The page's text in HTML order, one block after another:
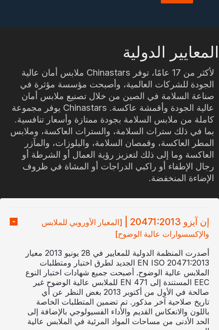
المعايير الدولية
لأكثر من 17 عامًا، توفر Chinastars ملابس أمان عالية
الجودة للشركات العالمية، وأصبحت مؤسسة مؤثرة في
صناعة السلامة في الصين من خلال تصنيع ملابس أمان
عالية الجودة وأقمشة عاكسة. Chinastars يوفر مجموعة
كاملة من ملابس السلامة بجودة ممتازة وأسعار تنافسية.
بما في ذلك سترات السلامة، والسترات العاكسة، وملابس
المطر العاكسة، وقمصان السلامة، والبلوزات، والمآزر
العاكسة وما إلى ذلك لتعزيز رؤية العمال أو الشرطة أو
رجال الإطفاء أو راكبي الدراجات أو المشاة في ظروف
الإضاءة المنخفضة.
إن آيزو 20471:2013 |
[المعيار الأوروبي للملابس
والإكسسوارات عالية الوضوح]
أصدرت المنظمة الدولية للمعايير في 28 يونيو 2013 معيار
EN ISO 20471:2013 الجديد لطرق اختبار ومتطلبات
الملابس عالية الوضوح. أصبحت جميع شهادات اختبار النوع
EEC المستندة إلى EN 471 للملابس عالية الوضوح غير
صالحة في الأول من أكتوبر 2013 بغض النظر عن أي
تاريخ صلاحية آخر مذكور. تم تضمين المتطلبات الخاصة
باللون والانعكاس القديم والأداء الفسيولوجي بالإضافة إلى
الحد الأدنى من مساحات المواد المرئية في الملابس عالية